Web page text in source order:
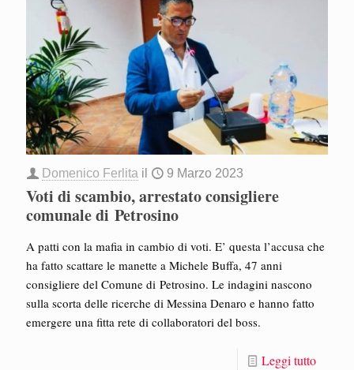
Domenico Ferlita il 9 Marzo 2023
Voti di scambio, arrestato consigliere
comunale di Petrosino
A patti con la mafia in cambio di voti. E’ questa l’accusa che
ha fatto scattare le manette a Michele Buffa, 47 anni
consigliere del Comune di Petrosino. Le indagini nascono
sulla scorta delle ricerche di Messina Denaro e hanno fatto
emergere una fitta rete di collaboratori del boss.
Leggi tutto